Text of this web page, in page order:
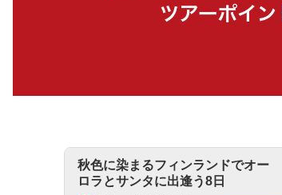
秋色に染まるフィンランドでオー
ロラとサンタに出逢う8日